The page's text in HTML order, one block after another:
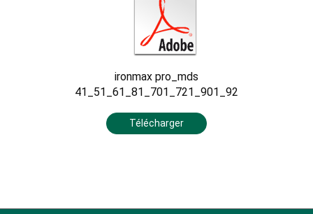
ironmax pro_mds
41_51_61_81_701_721_901_92
Télécharger